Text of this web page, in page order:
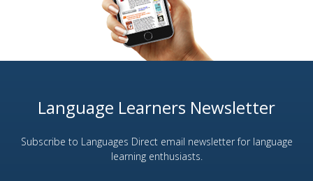
Language Learners Newsletter
Subscribe to Languages Direct email newsletter for language
learning enthusiasts.